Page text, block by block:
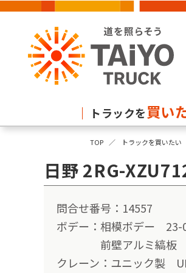
トラックを買い
TOP トラックを買いたい
日野 2RG-
問合せ番号：14557
ボデー：相模ボデー
前壁アルミ縞板 Jフ
クレーン：ユニック製